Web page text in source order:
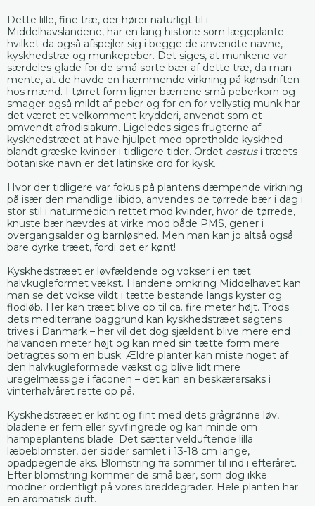
Dette lille, fine træ, der hører naturligt til i
Middelhavslandene, har en lang historie som lægeplante –
hvilket da også afspejler sig i begge de anvendte navne,
kyskhedstræ og munkepeber. Det siges, at munkene var
særdeles glade for de små sorte bær af dette træ, da man
mente, at de havde en hæmmende virkning på kønsdriften
hos mænd. I tørret form ligner bærrene små peberkorn og
smager også mildt af peber og for en for vellystig munk har
det været et velkomment krydderi, anvendt som et
omvendt afrodisiakum. Ligeledes siges frugterne af
kyskhedstræet at have hjulpet med opretholde kyskhed
blandt græske kvinder i tidligere tider. Ordet castusi træets
botaniske navn er det latinske ord for kysk.
Hvor der tidligere var fokus på plantens dæmpende virkning
på især den mandlige libido, anvendes de tørrede bær i dag i
stor stil i naturmedicin rettet mod kvinder, hvor de tørrede,
knuste bær hævdes at virke mod både PMS, gener i
overgangsalder og barnløshed. Men man kan jo altså også
bare dyrke træet, fordi det er kønt!
Kyskhedstræet er løvfældende og vokser i en tæt
halvkugleformet vækst. I landene omkring Middelhavet kan
man se det vokse vildt i tætte bestande langs kyster og
flodløb. Her kan træet blive op til ca. fire meter højt. Trods
dets mediterrane baggrund kan kyskhedstræet sagtens
trives i Danmark – her vil det dog sjældent blive mere end
halvanden meter højt og kan med sin tætte form mere
betragtes som en busk. Ældre planter kan miste noget af
den halvkugleformede vækst og blive lidt mere
uregelmæssige i faconen – det kan en beskærersaks i
vinterhalvåret rette op på.
Kyskhedstræet er kønt og fint med dets grågrønne løv,
bladene er fem eller syvfingrede og kan minde om
hampeplantens blade. Det sætter velduftende lilla
læbeblomster, der sidder samlet i 13-18 cm lange,
opadpegende aks. Blomstring fra sommer til ind i efteråret.
Efter blomstring kommer de små bær, som dog ikke
modner ordentligt på vores breddegrader. Hele planten har
en aromatisk duft.